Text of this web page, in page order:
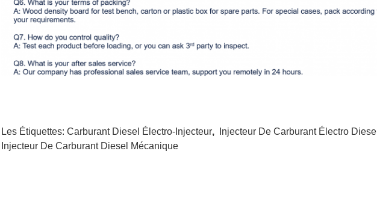
Les Étiquettes: Carburant Diesel Électro-Injecteur, Injecteur De Carburant Électro Diesel
Injecteur De Carburant Diesel Mécanique